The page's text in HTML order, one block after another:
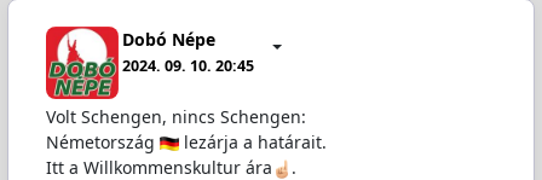
Dobó Népe
2024. 09. 10. 20:45
Volt Schengen, nincs Schengen:
Németország
lezárja a határait.
Itt a Willkommenskultur ára
.